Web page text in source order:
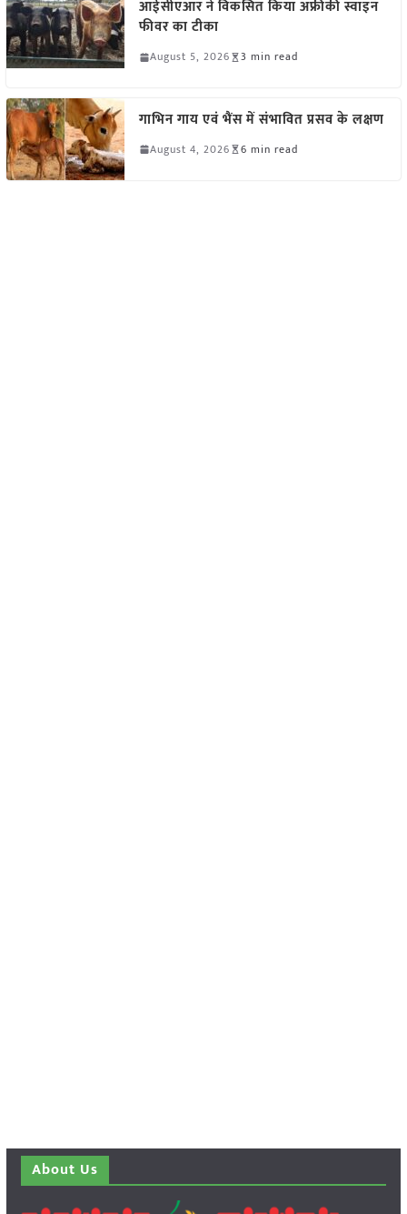
आईसीएआर ने विकसित किया अफ्रीकी स्वाइन
फीवर का टीका
August 5, 2026 3 min read
गाभिन गाय एवं भैंस में संभावित प्रसव के लक्षण
August 4, 2026 6 min read
About Us